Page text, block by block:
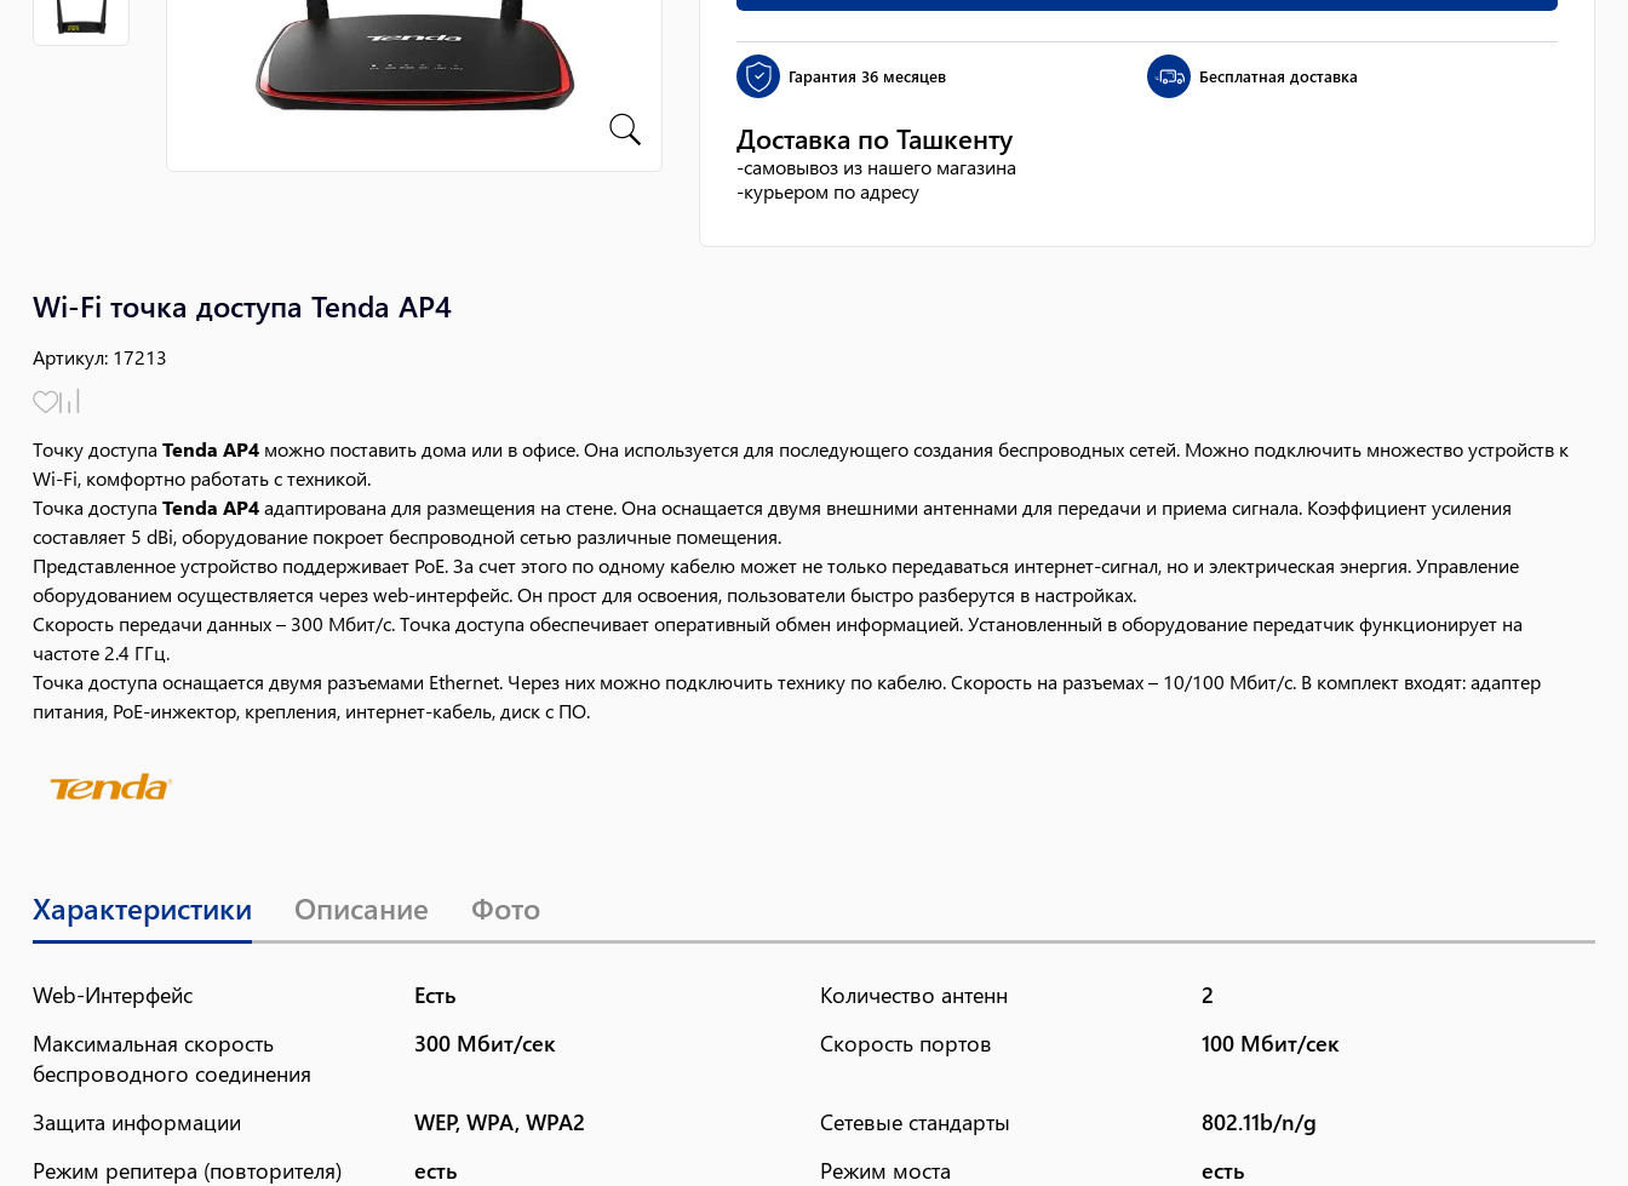
Wi-Fi точка доступа Tenda AP4
Артикул: 17213
Точку доступа Tenda AP4 можно поставить дома или в офисе. Она используется для последующего создания беспроводных сетей. Можно подключить множество устройств к
Wi-Fi, комфортно работать с техникой.
Точка доступа Tenda AP4адаптирована для размещения на стене. Она оснащается двумя внешними антеннами для передачи и приема сигнала. Коэффициент усиления
составляет 5 dBi, оборудование покроет беспроводной сетью различные помещения.
Представленное устройство поддерживает PoE. За счет этого по одному кабелю может не только передаваться интернет-сигнал, но и электрическая энергия. Управление
оборудованием осуществляется через web-интерфейс. Он прост для освоения, пользователи быстро разберутся в настройках.
Скорость передачи данных – 300 Мбит/с. Точка доступа обеспечивает оперативный обмен информацией. Установленный в оборудование передатчик функционирует на
частоте 2.4 ГГц.
Точка доступа оснащается двумя разъемами Ethernet. Через них можно подключить технику по кабелю. Скорость на разъемах – 10/100 Мбит/с. В комплект входят: адаптер
питания, PoE-инжектор, крепления, интернет-кабель, диск с ПО.
Гарантия 36 месяцев Бесплатная доставка
Доставка по Ташкенту
-самовывоз из нашего магазина
-курьером по адресу
Характеристики Описание Фото
Web-Интерфейс Есть Количество антенн
2
Максимальная скорость
беспроводного соединения
300 Мбит/сек Скорость портов 100 Мбит/сек
Защита информации WEP, WPA, WPA2 Сетевые стандарты
802.11b/n/g
Режим репитера (повторителя)
есть Режим моста
есть